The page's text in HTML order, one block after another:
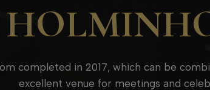
completed in 2017, which can be
excellent venue for meetings and